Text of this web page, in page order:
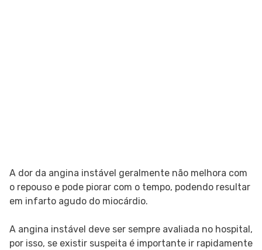
A dor da angina instável geralmente não melhora com
o repouso e pode piorar com o tempo, podendo resultar
em infarto agudo do miocárdio.
A angina instável deve ser sempre avaliada no hospital,
por isso, se existir suspeita é importante ir rapidamente